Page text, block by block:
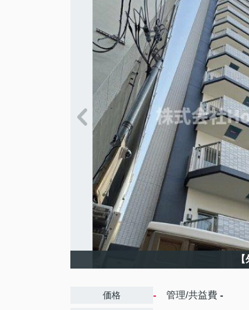
価格 - 管理/共益費 -